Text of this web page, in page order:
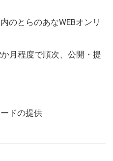
のとらのあなWEBオンリ
月程度で順次、公開・提
ドの提供